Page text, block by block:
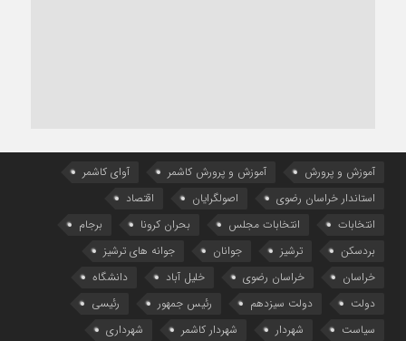
آموزش و پرورش آموزش و پرورش کاشمر
آوای کاشمر
استاندار خراسان رضوی
اصولگرایان
اقتصاد
انتخابات
انتخابات مجلس بحران کرونا
برجام
بردسکن
ترشیز جوانان
جوانه های ترشیز
خراسان
خراسان رضوی خلیل آباد
دانشگاه
دولت
دولت سیزدهم رئیس جمهور
رئیسی
سیاست
شهردار شهردار کاشمر شهرداری